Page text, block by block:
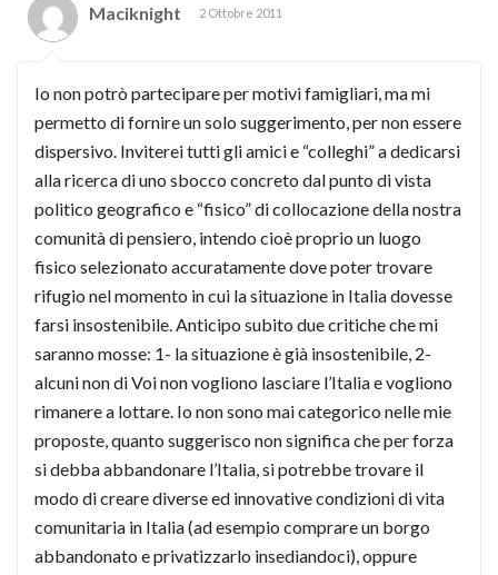
Maciknight 2 Ottobre 2011
Io non potrò partecipare per motivi famigliari, ma mi
permetto di fornire un solo suggerimento, per non essere
dispersivo. Inviterei tutti gli amici e “colleghi” a dedicarsi
alla ricerca di uno sbocco concreto dal punto di vista
politico geografico e “fisico” di collocazione della nostra
comunità di pensiero, intendo cioè proprio un luogo
fisico selezionato accuratamente dove poter trovare
rifugio nel momento in cui la situazione in Italia dovesse
farsi insostenibile. Anticipo subito due critiche che mi
saranno mosse: 1- la situazione è già insostenibile, 2-
alcuni non di Voi non vogliono lasciare l’Italia e vogliono
rimanere a lottare. Io non sono mai categorico nelle mie
proposte, quanto suggerisco non significa che per forza
si debba abbandonare l’Italia, si potrebbe trovare il
modo di creare diverse ed innovative condizioni di vita
comunitaria in Italia (ad esempio comprare un borgo
abbandonato e privatizzarlo insediandoci), oppure